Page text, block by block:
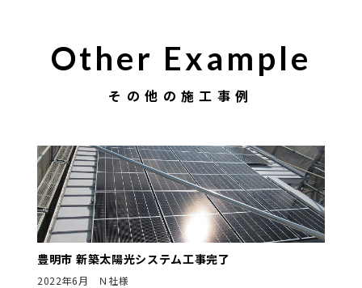
Other Example
その他の施工事例
豊明市 新築太陽光システム工事完了
2022年6月 Ｎ社様